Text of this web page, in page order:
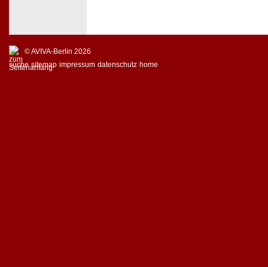
© AVIVA-Berlin 2026
suche sitemap impressum datenschutz home